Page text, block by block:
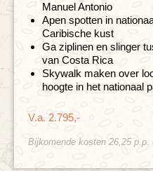
Manuel Antonio
Apen spotten in
Caribische kust
Ga ziplinen en slinger
van Costa Rica
Skywalk maken over
hoogte in het nationaal
V.a. 2.795,-
Bijkomende kosten 26,25 p.p.